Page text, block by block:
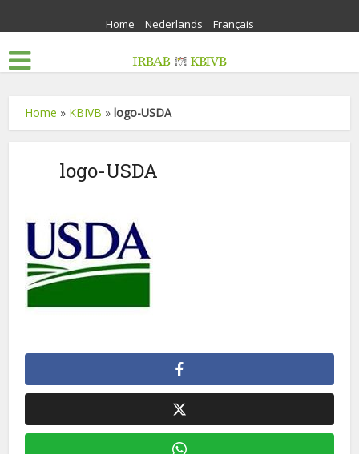
Home Nederlands Français
Home » KBIVB »logo-USDA
logo-USDA